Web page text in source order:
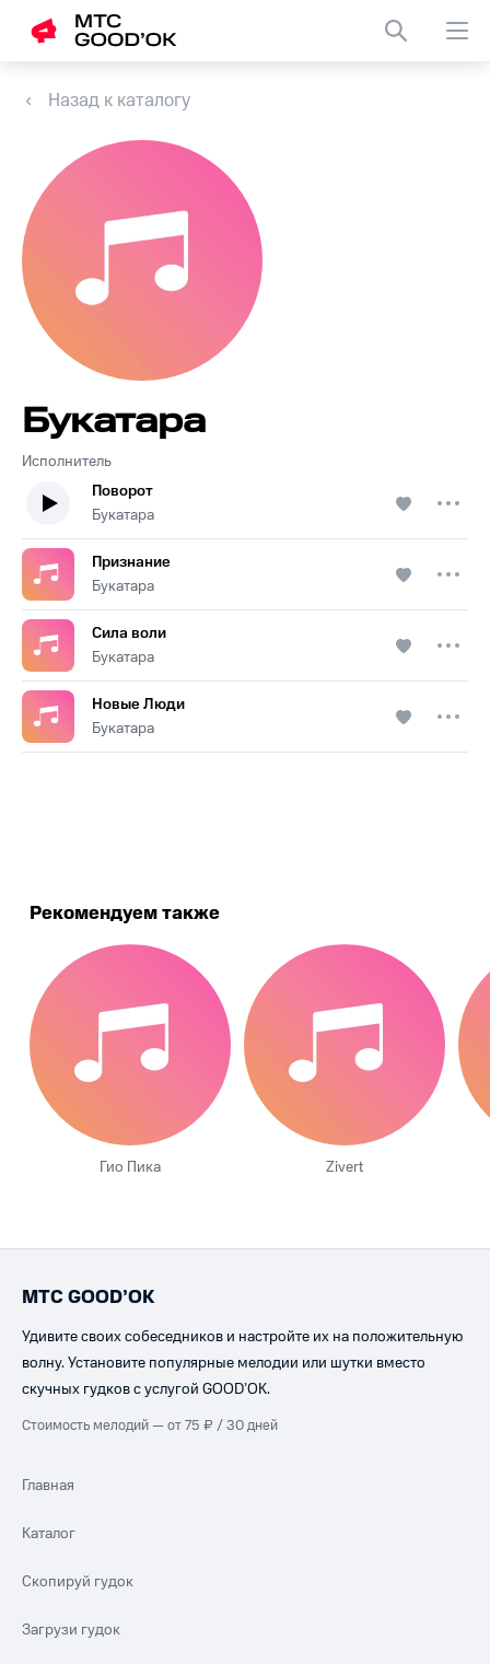
Назад к каталогу
Исполнитель
Букатара
Поворот
Букатара
Признание
Букатара
Сила воли
Букатара
Новые Люди
Букатара
Рекомендуем также
Гио Пика Zivert
МТС GOOD’OK
Удивите своих собеседников и настройте их на положительную
волну. Установите популярные мелодии или шутки вместо
скучных гудков с услугой GOOD’OK.
Стоимость мелодий — от 75 ₽ / 30 дней
Главная
Каталог
Скопируй гудок
Загрузи гудок